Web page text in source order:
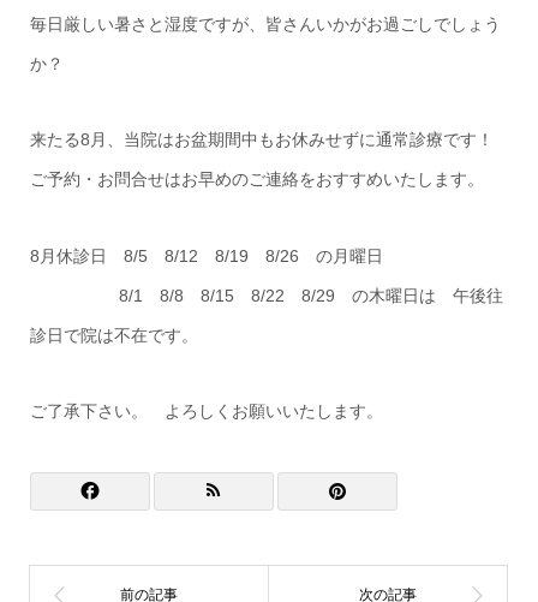
毎日厳しい暑さと湿度ですが、皆さんいかがお過ごしでしょう
か？
来たる8月、当院はお盆期間中もお休みせずに通常診療です！
ご予約・お問合せはお早めのご連絡をおすすめいたします。
8月休診日 8/5 8/12 8/19 8/26 の月曜日
8/1 8/8 8/15 8/22 8/29 の木曜日は 午後往
診日で院は不在です。
ご了承下さい。 よろしくお願いいたします。